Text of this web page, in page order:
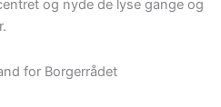
og nyde de lyse gange og
for Borgerrådet